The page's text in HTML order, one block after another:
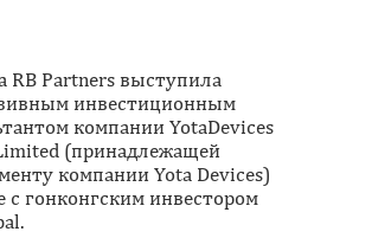
RB Partners выступила
инвестиционным
компании YotaDevices
(принадлежащей
компании Yota Devices)
с гонконгским инвестором